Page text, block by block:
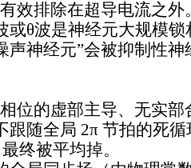
效排除在超导电流之外
或θ波是神经元大规模
声神经元”会被抑制性
位的虚部主导、无实部
跟随全局 2π 节拍的死
终被平均掉。